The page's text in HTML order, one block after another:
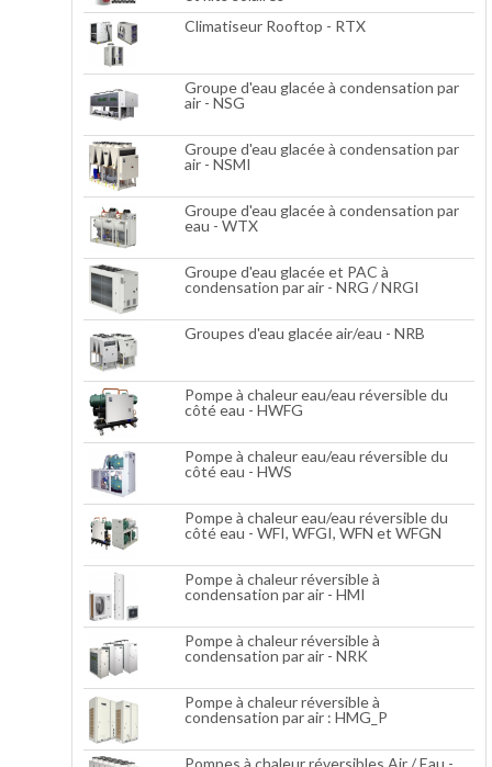
Climatiseur Rooftop - RTX
Groupe d'eau glacée à condensation par
air - NSG
Groupe d'eau glacée à condensation par
air - NSMI
Groupe d'eau glacée à condensation par
eau - WTX
Groupe d'eau glacée et PAC à
condensation par air - NRG / NRGI
Groupes d'eau glacée air/eau - NRB
Pompe à chaleur eau/eau réversible du
côté eau - HWFG
Pompe à chaleur eau/eau réversible du
côté eau - HWS
Pompe à chaleur eau/eau réversible du
côté eau - WFI, WFGI, WFN et WFGN
Pompe à chaleur réversible à
condensation par air - HMI
Pompe à chaleur réversible à
condensation par air - NRK
Pompe à chaleur réversible à
condensation par air : HMG_P